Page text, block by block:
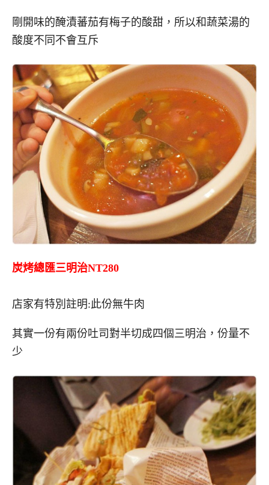
剛開味的醃漬蕃茄有梅子的酸甜，所以和蔬菜湯的
酸度不同不會互斥
炭烤總匯三明治NT280
店家有特別註明:此份無牛肉
其實一份有兩份吐司對半切成四個三明治， 份量不
少